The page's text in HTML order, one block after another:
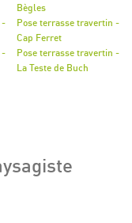
-
-
Bègles
Pose terrasse travertin -
Cap Ferret
Pose terrasse travertin -
La Teste de Buch